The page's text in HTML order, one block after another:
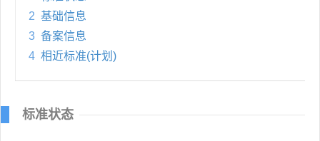
2 基础信息
3 备案信息
4 相近标准(计划)
标准状态